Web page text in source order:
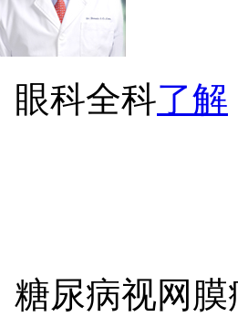
眼科全科了解
糖尿病视网